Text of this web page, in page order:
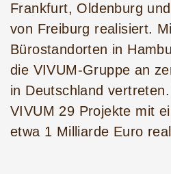
Frankfurt, Oldenburg
von Freiburg realisiert.
Bürostandorten in
die VIVUM-Gruppe an
in Deutschland
VIVUM 29 Projekte mit
etwa 1 Milliarde Euro